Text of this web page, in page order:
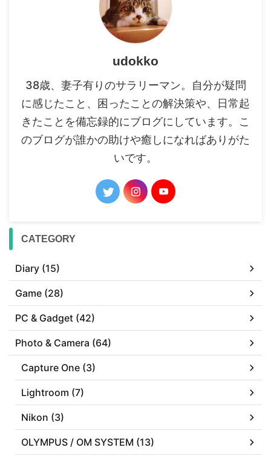
udokko
38歳、妻子有りのサラリーマン。自分が疑問
に感じたこと、困ったことの解決策や、日常起
きたことを備忘録的にブログにしています。こ
のブログが誰かの助けや癒しになればありがた
いです。
CATEGORY
Diary (15)
Game (28)
PC & Gadget (42)
Photo & Camera (64)
Capture One (3)
Lightroom (7)
Nikon (3)
OLYMPUS / OM SYSTEM (13)